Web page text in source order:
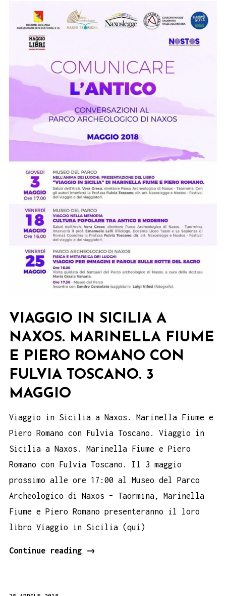
CULTURA.
PALERMO
NISCEMI,
3
MAGGIO
VIAGGIO IN SICILIA A
NAXOS. MARINELLA FIUME
E PIERO ROMANO CON
FULVIA TOSCANO. 3
MAGGIO
Viaggio in Sicilia a Naxos. Marinella Fiume e
Piero Romano con Fulvia Toscano. Viaggio in
Sicilia a Naxos. Marinella Fiume e Piero
Romano con Fulvia Toscano. Il 3 maggio
prossimo alle ore 17:00 al Museo del Parco
Archeologico di Naxos – Taormina, Marinella
Fiume e Piero Romano presenteranno il loro
libro Viaggio in Sicilia (qui)
Continue reading
Viaggio
→